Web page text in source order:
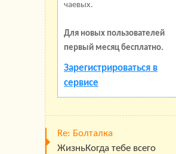
чаевых.
Для новых пользователей
первый месяц бесплатно.
Зарегистрироваться в
сервисе
Re: Болталка
ЖизньКогда тебе всего